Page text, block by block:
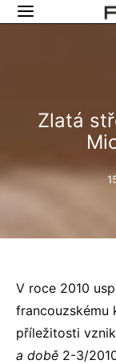
Zlatá
V roce 2010
francouzskému
příležitosti
a době 2-3/